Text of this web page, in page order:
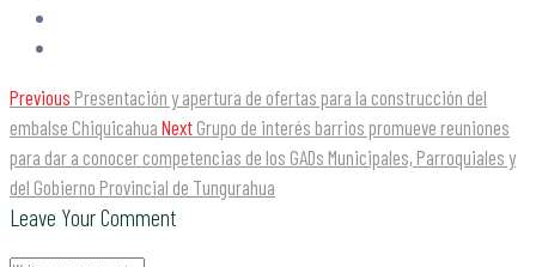
Previous Presentación y apertura de ofertas para la construcción del
embalse Chiquicahua Next Grupo de interés barrios promueve reuniones
para dar a conocer competencias de los GADs Municipales, Parroquiales y
del Gobierno Provincial de Tungurahua
Leave Your Comment